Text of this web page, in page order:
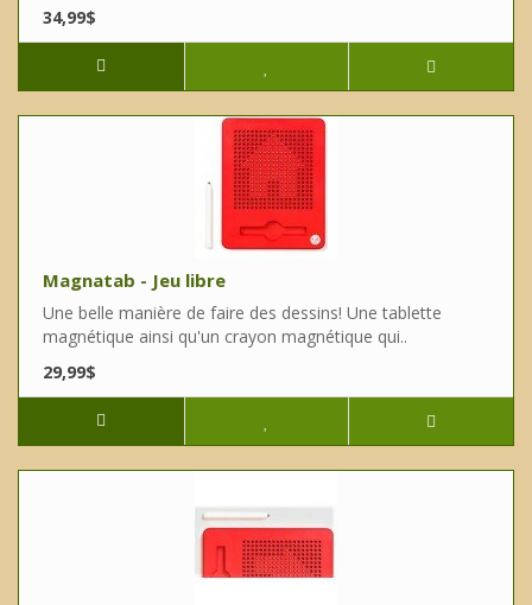
34,99$
Magnatab - Jeu libre
Une belle manière de faire des dessins! Une tablette
magnétique ainsi qu'un crayon magnétique qui..
29,99$